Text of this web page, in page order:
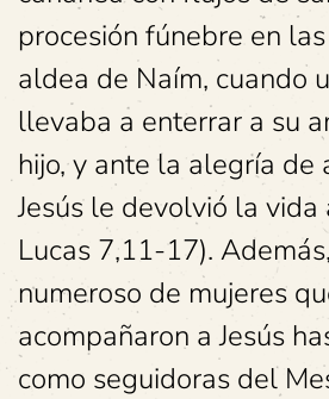
procesión fúnebre en
aldea de Naím, cuando
llevaba a enterrar a su
hijo, y ante la alegría de
Jesús le devolvió la vida
Lucas 7,11-17).
numeroso de mujeres
acompañaron a Jesús
como seguidoras del